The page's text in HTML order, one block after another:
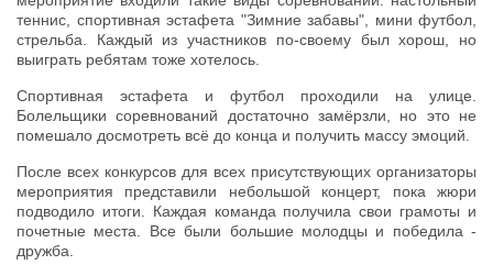
теннис, спортивная эстафета "Зимние забавы", мини футбол,
стрельба. Каждый из участников по-своему был хорош, но
выиграть ребятам тоже хотелось.
Спортивная эстафета и футбол проходили на улице.
Болельщики соревнований достаточно замёрзли, но это не
помешало досмотреть всё до конца и получить массу эмоций.
После всех конкурсов для всех присутствующих организаторы
мероприятия представили небольшой концерт, пока жюри
подводило итоги. Каждая команда получила свои грамоты и
почетные места. Все были большие молодцы и победила -
дружба.